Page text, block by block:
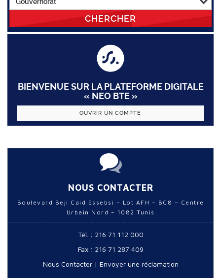
CHERCHER
BIENVENUE SUR LA PLATEFORME DIGITALE
« NEO BTE »
OUVRIR UN COMPTE
NOUS CONTACTER
Boulevard Beji Caid Essebsi – Lot AFH – BC8 – Centre
Urbain Nord – 1082 Tunis
Tél. : 216 71 112 000
Fax : 216 71 287 409
Nous Contacter| Envoyer une réclamation